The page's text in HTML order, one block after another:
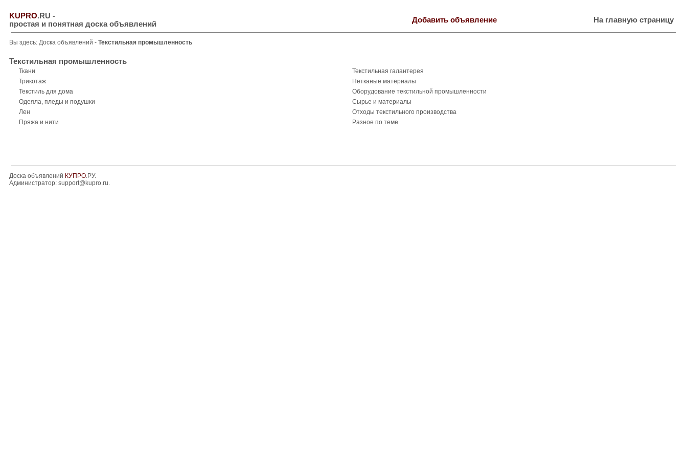
KUPRO.RU -
простая и понятная доска объявлений
Добавить объявление На главную страницу
Вы здесь: Доска объявлений - Текстильная промышленность
Текстильная промышленность
Ткани
Трикотаж
Текстиль для дома
Одеяла, пледы и подушки
Лен
Пряжа и нити
Текстильная галантерея
Нетканые материалы
Оборудование текстильной промышленности
Сырье и материалы
Отходы текстильного производства
Разное по теме
Доска объявлений КУПРО.РУ.
Администратор: support@kupro.ru.